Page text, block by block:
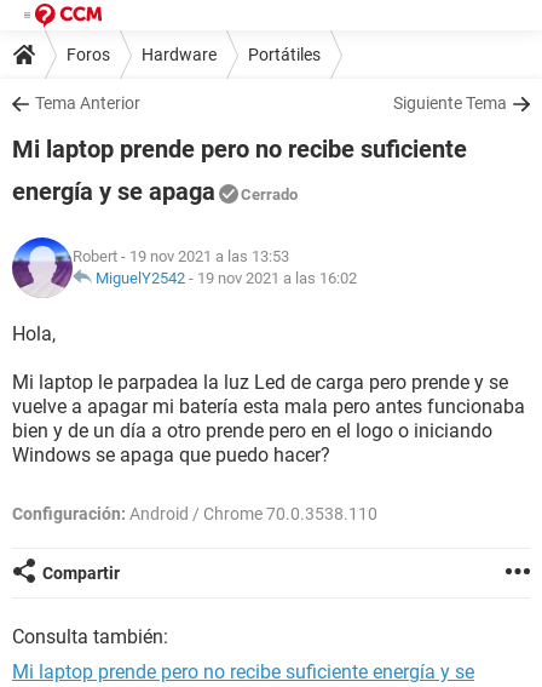
Foros Hardware Portátiles
Tema Anterior Siguiente Tema
Mi laptop prende pero no recibe suficiente
energía y se apaga
Cerrado
Robert - 19 nov 2021 a las 13:53
MiguelY2542 - 19 nov 2021 a las 16:02
Hola,
Mi laptop le parpadea la luz Led de carga pero prende y se
vuelve a apagar mi batería esta mala pero antes funcionaba
bien y de un día a otro prende pero en el logo o iniciando
Windows se apaga que puedo hacer?
Configuración: Android / Chrome 70.0.3538.110
Compartir
Consulta también:
Mi laptop prende pero no recibe suficiente energía y se